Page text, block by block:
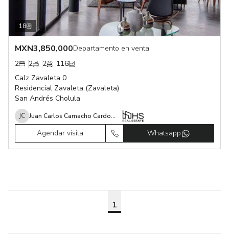
18
MXN3,850,000Departamento en venta
2
2 2
116
Calz Zavaleta 0
Residencial Zavaleta (Zavaleta)
San Andrés Cholula
Juan Carlos Camacho Cardona
Agendar visita Whatsapp
1